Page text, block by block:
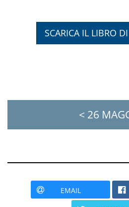
SCARICA IL LIBRO
< 26
EMAIL